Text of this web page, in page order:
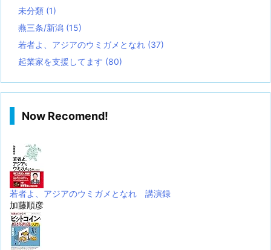
未分類 (1)
燕三条/新潟 (15)
若者よ、アジアのウミガメとなれ (37)
起業家を支援してます (80)
Now Recomend!
若者よ、アジアのウミガメとなれ 講演録
加藤順彦